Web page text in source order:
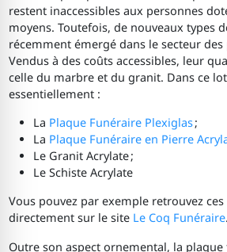
restent inaccessibles aux personnes
moyens. Toutefois, de nouveaux types
récemment émergé dans le secteur
Vendus à des coûts accessibles, leur
celle du marbre et du granit. Dans ce
essentiellement :
La Plaque Funéraire Plexiglas;
La Plaque Funéraire en Pierre
Le Granit Acrylate ;
Le Schiste Acrylate
Vous pouvez par exemple retrouvez
directement sur le site Le Coq Funéraire.
Outre son aspect ornemental, la